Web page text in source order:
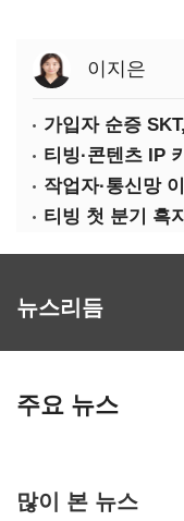
이지은
가입자 순증
뉴스리듬
주요 뉴스
많이 본 뉴스